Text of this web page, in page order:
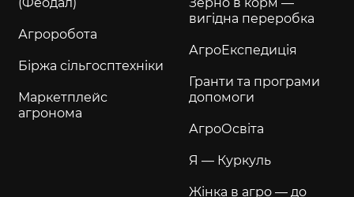
(Феодал)
Агроробота
Біржа сільгосптехніки
Маркетплейс
агронома
Зерно в корм —
вигідна переробка
АгроЕкспедиція
Гранти та програми
допомоги
АгроОсвіта
Я — Куркуль
Жінка в агро — до